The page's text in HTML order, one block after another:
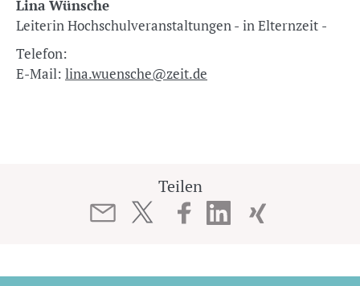
Lina Wünsche
Leiterin Hochschulveranstaltungen - in Elternzeit -
Telefon:
E-Mail: lina.wuensche@zeit.de
Teilen